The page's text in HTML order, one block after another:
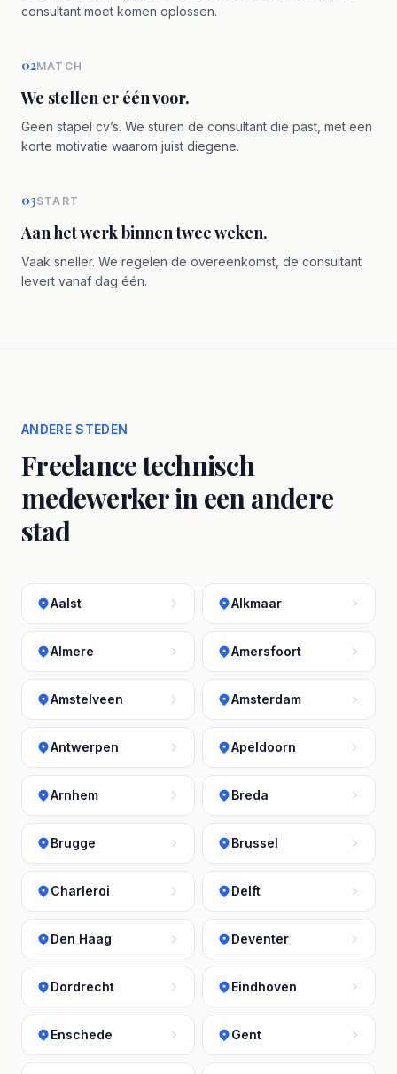
consultant moet komen oplossen.
02MATCH
We stellen er één voor.
Geen stapel cv’s. We sturen de consultant die past, met een
korte motivatie waarom juist diegene.
03START
Aan het werk binnen twee weken.
Vaak sneller. We regelen de overeenkomst, de consultant
levert vanaf dag één.
ANDERE STEDEN
Freelance technisch
medewerker in een andere
stad
Aalst Alkmaar
Almere Amersfoort
Amstelveen Amsterdam
Antwerpen Apeldoorn
Arnhem Breda
Brugge Brussel
Charleroi Delft
Den Haag Deventer
Dordrecht Eindhoven
Enschede Gent